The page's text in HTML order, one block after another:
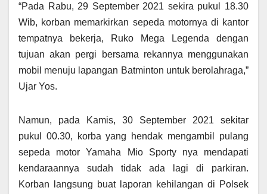
“Pada Rabu, 29 September 2021 sekira pukul 18.30
Wib, korban memarkirkan sepeda motornya di kantor
tempatnya bekerja, Ruko Mega Legenda dengan
tujuan akan pergi bersama rekannya menggunakan
mobil menuju lapangan Batminton untuk berolahraga,”
Ujar Yos.
Namun, pada Kamis, 30 September 2021 sekitar
pukul 00.30, korba yang hendak mengambil pulang
sepeda motor Yamaha Mio Sporty nya mendapati
kendaraannya sudah tidak ada lagi di parkiran.
Korban langsung buat laporan kehilangan di Polsek